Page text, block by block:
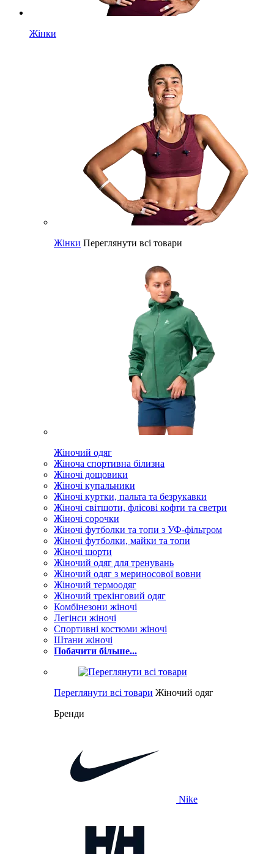
Жінки
Жінки Переглянути всі товари
Жіночий одяг
Жіноча спортивна білизна
Жіночі дощовики
Жіночі купальники
Жіночі куртки, пальта та безрукавки
Жіночі світшоти, флісові кофти та светри
Жіночі сорочки
Жіночі футболки та топи з УФ-фільтром
Жіночі футболки, майки та топи
Жіночі шорти
Жіночий одяг для тренувань
Жіночий одяг з мериносової вовни
Жіночий термоодяг
Жіночий трекінговий одяг
Комбінезони жіночі
Легінси жіночі
Спортивні костюми жіночі
Штани жіночі
Побачити більше...
Переглянути всі товари Жіночий одяг
Бренди
Nike